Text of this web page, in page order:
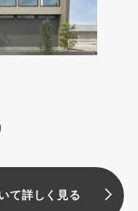
て詳しく見る